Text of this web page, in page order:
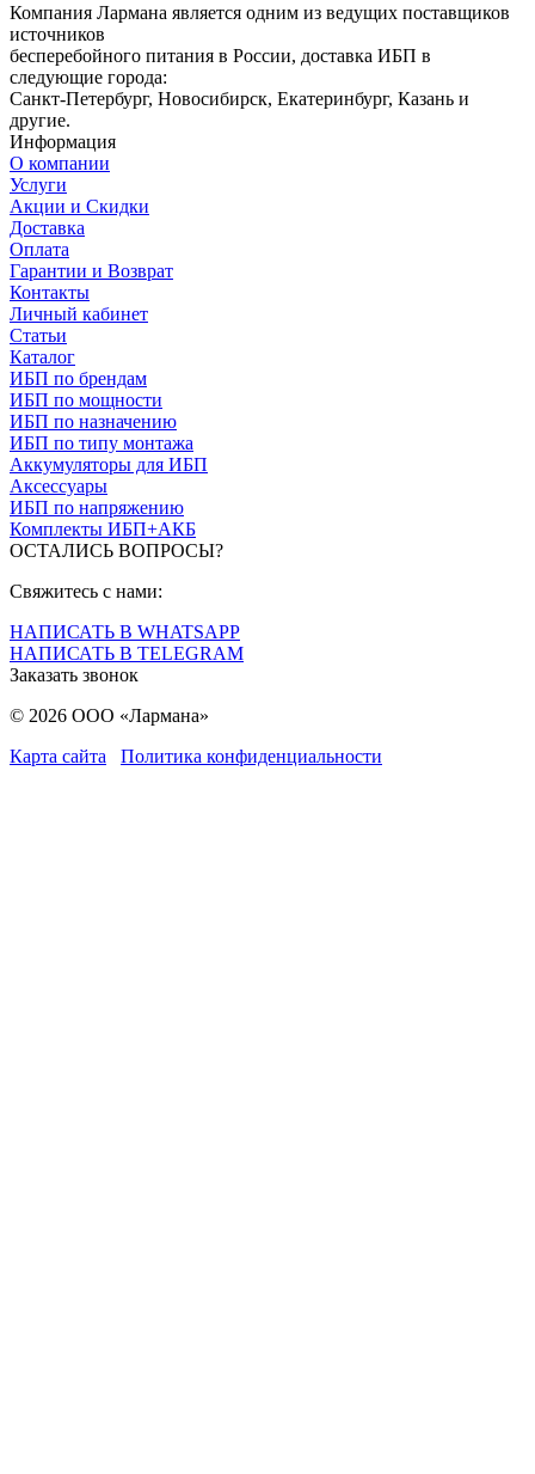
Компания Лармана является одним из ведущих поставщиков
источников
бесперебойного питания в России, доставка ИБП в
следующие города:
Санкт-Петербург, Новосибирск, Екатеринбург, Казань и
другие.
Информация
О компании
Услуги
Акции и Скидки
Доставка
Оплата
Гарантии и Возврат
Контакты
Личный кабинет
Статьи
Каталог
ИБП по брендам
ИБП по мощности
ИБП по назначению
ИБП по типу монтажа
Аккумуляторы для ИБП
Аксессуары
ИБП по напряжению
Комплекты ИБП+АКБ
ОСТАЛИСЬ ВОПРОСЫ?
Свяжитесь с нами:
НАПИСАТЬ В WHATSAPP
НАПИСАТЬ В TELEGRAM
Заказать звонок
© 2026 ООО «Лармана»
Карта сайта
Политика конфиденциальности